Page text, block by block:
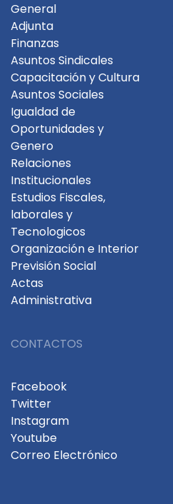
General
Adjunta
Finanzas
Asuntos Sindicales
Capacitación y Cultura
Asuntos Sociales
Igualdad de
Oportunidades y
Genero
Relaciones
Institucionales
Estudios Fiscales,
laborales y
Tecnologicos
Organización e Interior
Previsión Social
Actas
Administrativa
CONTACTOS
Facebook
Twitter
Instagram
Youtube
Correo Electrónico